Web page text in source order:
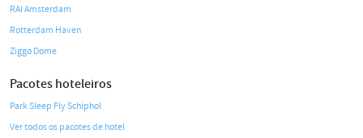
RAI Amsterdam
Rotterdam Haven
Ziggo Dome
Pacotes hoteleiros
Park Sleep Fly Schiphol
Ver todos os pacotes de hotel